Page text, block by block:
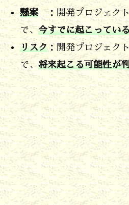
理
も
重
要
2.
４．
懸
案
や
ス
懸案：開発プロジェクト
で、 今すでに起こってい
リスク：開発プロジェク
で、 将来起こる可能性が